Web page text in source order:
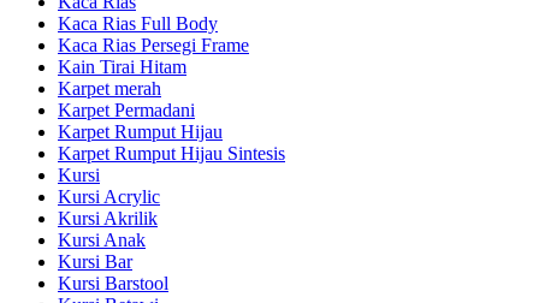
Kaca Rias Full Body
Kaca Rias Persegi Frame
Kain Tirai Hitam
Karpet merah
Karpet Permadani
Karpet Rumput Hijau
Karpet Rumput Hijau Sintesis
Kursi
Kursi Acrylic
Kursi Akrilik
Kursi Anak
Kursi Bar
Kursi Barstool